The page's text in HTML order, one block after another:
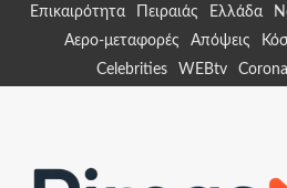
Επικαιρότητα Πειραιάς Ελλάδα
Αερο-μεταφορές
Απόψεις
Celebrities
WEBtv